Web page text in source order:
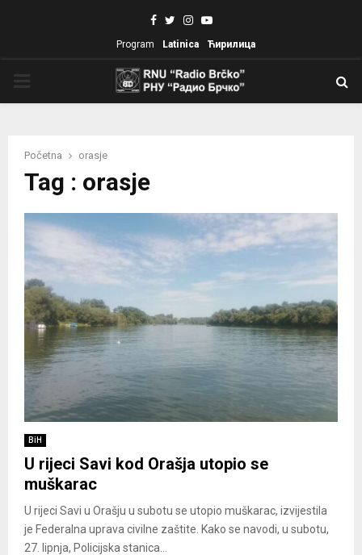
Facebook
TwitterInstagram
Youtube
Program Latinica Ћирилица
Početna orasje
Tag : orasje
BiH
U rijeci Savi kod Orašja utopio se
muškarac
U rijeci Savi u Orašju u subotu se utopio muškarac, izvijestila
je Federalna uprava civilne zaštite. Kako se navodi, u subotu,
27. lipnja, Policijska stanica...